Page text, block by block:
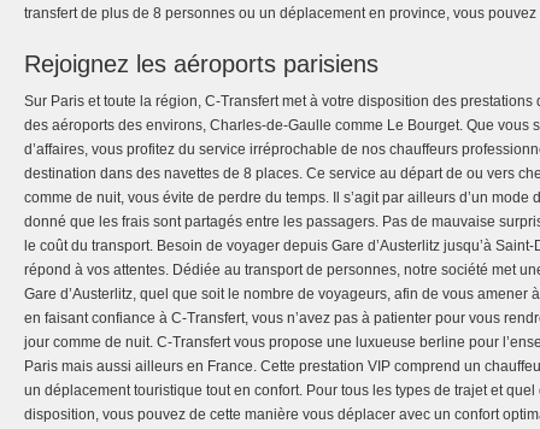
transfert de plus de 8 personnes ou un déplacement en province, vous
Rejoignez les aéroports parisiens
Sur Paris et toute la région, C-Transfert met à votre disposition des
des aéroports des environs, Charles-de-Gaulle comme Le Bourget. Que vous
d’affaires, vous profitez du service irréprochable de nos chauffeurs
destination dans des navettes de 8 places. Ce service au départ de ou vers
comme de nuit, vous évite de perdre du temps. Il s’agit par ailleurs d’un mode
donné que les frais sont partagés entre les passagers. Pas de mauvaise
le coût du transport. Besoin de voyager depuis Gare d’Austerlitz jusqu’à
répond à vos attentes. Dédiée au transport de personnes, notre société met
Gare d’Austerlitz, quel que soit le nombre de voyageurs, afin de vous amener
en faisant confiance à C-Transfert, vous n’avez pas à patienter pour vous
jour comme de nuit. C-Transfert vous propose une luxueuse berline pour
Paris mais aussi ailleurs en France. Cette prestation VIP comprend un
un déplacement touristique tout en confort. Pour tous les types de trajet et
disposition, vous pouvez de cette manière vous déplacer avec un confort